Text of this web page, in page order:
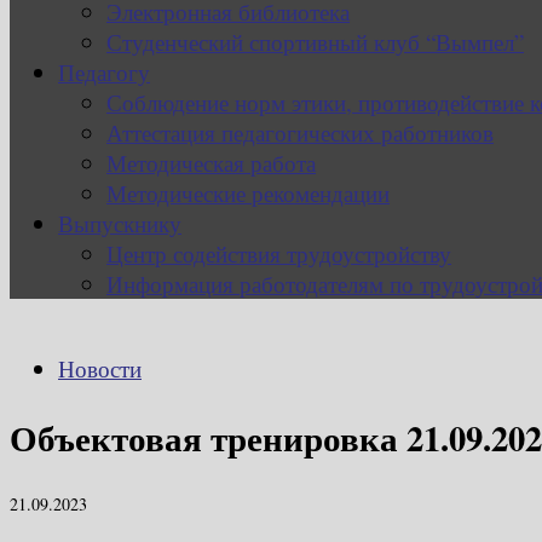
Электронная библиотека
Студенческий спортивный клуб “Вымпел”
Педагогу
Соблюдение норм этики, противодействие
Аттестация педагогических работников
Методическая работа
Методические рекомендации
Выпускнику
Центр содействия трудоустройству
Информация работодателям по
Новости
Объектовая тренировка
21.09.2023